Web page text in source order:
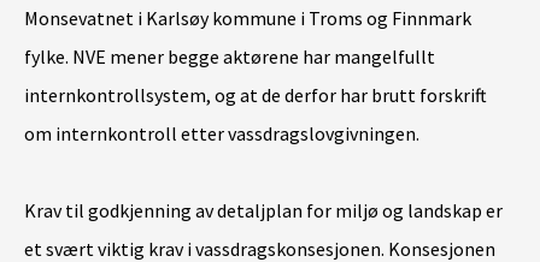
Monsevatnet i Karlsøy kommune i Troms og Finnmark
fylke. NVE mener begge aktørene har mangelfullt
internkontrollsystem, og at de derfor har brutt forskrift
om internkontroll etter vassdragslovgivningen.
Krav til godkjenning av detaljplan for miljø og landskap er
et svært viktig krav i vassdragskonsesjonen. Konsesjonen